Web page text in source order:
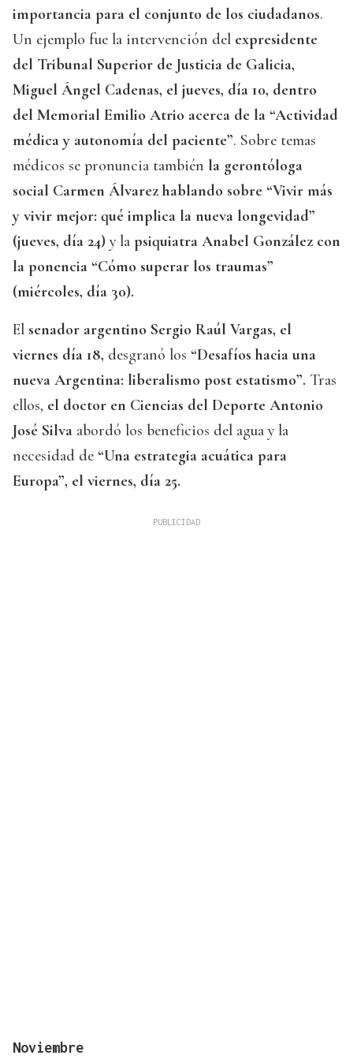
importancia para el conjunto de los ciudadanos.
Un ejemplo fue la intervención del expresidente
del Tribunal Superior de Justicia de Galicia,
Miguel Ángel Cadenas, el jueves, día 10, dentro
del Memorial Emilio Atrio acerca de la “Actividad
médica y autonomía del paciente”. Sobre temas
médicos se pronuncia también la gerontóloga
social Carmen Álvarez hablando sobre “Vivir más
y vivir mejor: qué implica la nueva longevidad”
(jueves, día 24) y la psiquiatra Anabel González con
la ponencia “Cómo superar los traumas”
(miércoles, día 30).
El senador argentino Sergio Raúl Vargas, el
viernes día 18, desgranó los “Desafíos hacia una
nueva Argentina: liberalismo post estatismo”. Tras
ellos, el doctor en Ciencias del Deporte Antonio
José Silva abordó los beneficios del agua y la
necesidad de “Una estrategia acuática para
Europa”, el viernes, día 25.
Noviembre